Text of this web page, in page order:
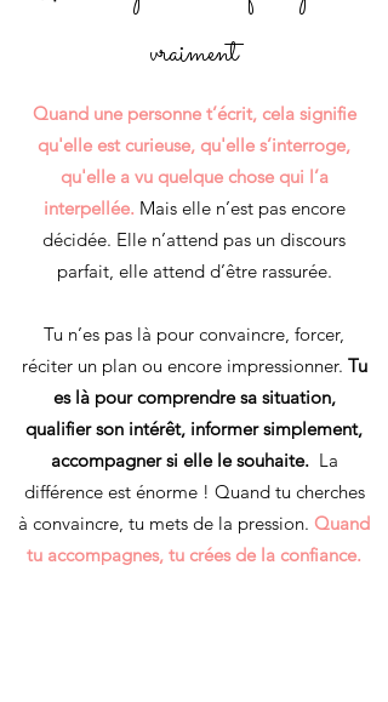
vraiment
Quand une personne t’écrit, cela signifie
qu'elle est curieuse, qu'elle s’interroge,
qu'elle a vu quelque chose qui l’a
interpellée. Mais elle n’est pas encore
décidée. Elle n’attend pas un discours
parfait, elle attend d’être rassurée.
Tu n’es pas là pour convaincre, forcer,
réciter un plan ou encore impressionner. Tu
es là pour comprendre sa situation,
qualifier son intérêt, informer simplement,
accompagner si elle le souhaite. La
différence est énorme ! Quand tu cherches
à convaincre, tu mets de la pression. Quand
tu accompagnes, tu crées de la confiance.